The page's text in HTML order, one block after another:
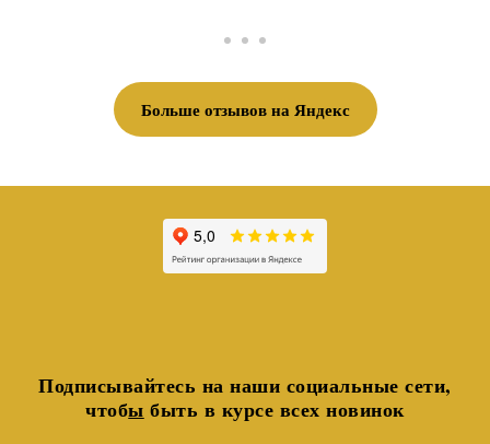
Больше отзывов на Яндекс
Подписывайтесь на наши социальные сети,
чтобы быть в курсе всех новинок